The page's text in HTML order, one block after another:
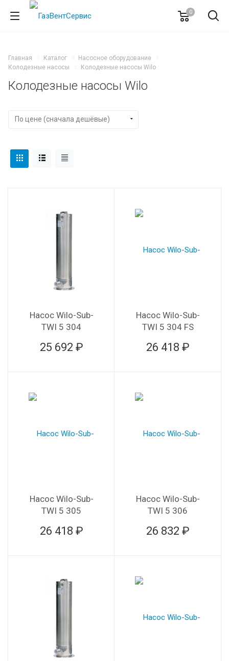
0
Главная Каталог
Насосное оборудование
Колодезные насосы
Колодезные насосы Wilo
Колодезные насосы Wilo
Насос Wilo-Sub-
TWI 5 304
25 692 ₽
Насос Wilo-Sub-
TWI 5 304 FS
26 418 ₽
Насос Wilo-Sub-
TWI 5 305
26 418 ₽
Насос Wilo-Sub-
TWI 5 306
26 832 ₽